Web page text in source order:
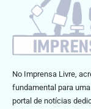
No Imprensa Livre,
fundamental para
portal de notícias